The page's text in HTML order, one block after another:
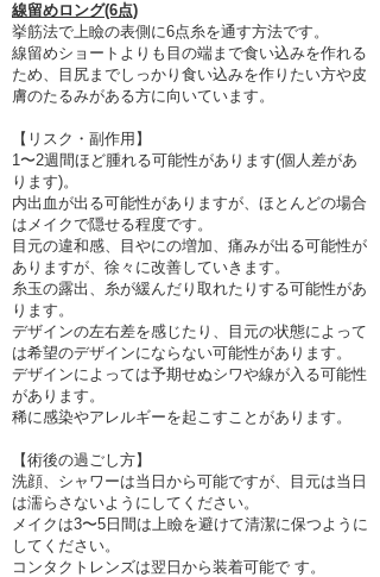
線留めロング(6点)
挙筋法で上瞼の表側に6点糸を通す方法です。
線留めショートよりも目の端まで食い込みを作れる
ため、目尻までしっかり食い込みを作りたい方や皮
膚のたるみがある方に向いています。
【リスク・副作用】
1〜2週間ほど腫れる可能性があります(個人差があ
ります)。
内出血が出る可能性がありますが、ほとんどの場合
はメイクで隠せる程度です。
目元の違和感、目やにの増加、痛みが出る可能性が
ありますが、徐々に改善していきます。
糸玉の露出、糸が緩んだり取れたりする可能性があ
ります。
デザインの左右差を感じたり、目元の状態によって
は希望のデザインにならない可能性があります。
デザインによっては予期せぬシワや線が入る可能性
があります。
稀に感染やアレルギーを起こすことがあります。
【術後の過ごし方】
洗顔、シャワーは当日から可能ですが、目元は当日
は濡らさないようにしてください。
メイクは3〜5日間は上瞼を避けて清潔に保つように
してください。
コンタクトレンズは翌日から装着可能で す。